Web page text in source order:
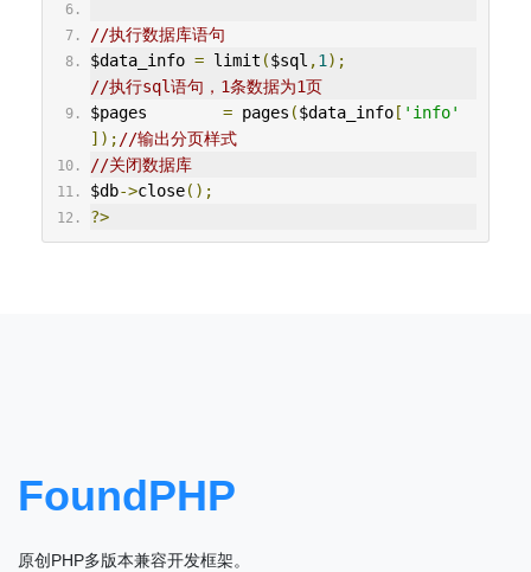
//执行数据库语句
$data_info = limit ($sql ,1);
//执行sql语句，1条数据为1页
$pages = pages ($data_info[ 'info'
]);//输出分页样式
//关闭数据库
$db->close();
?>
FoundPHP
原创PHP多版本兼容开发框架。